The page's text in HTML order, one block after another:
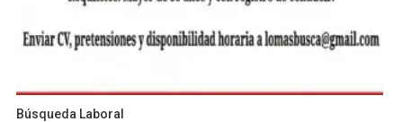
Búsqueda Laboral